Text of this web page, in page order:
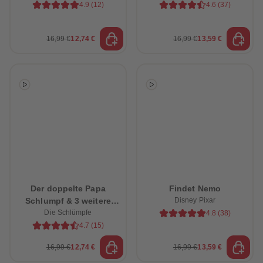
4.9 (12)
16,99 €12,74 €
4.6 (37)
16,99 €13,59 €
Der doppelte Papa
Schlumpf & 3 weitere
schlumpfige Abenteuer
Die Schlümpfe
4.7 (15)
16,99 €12,74 €
Findet Nemo
Disney Pixar
4.8 (38)
16,99 €13,59 €